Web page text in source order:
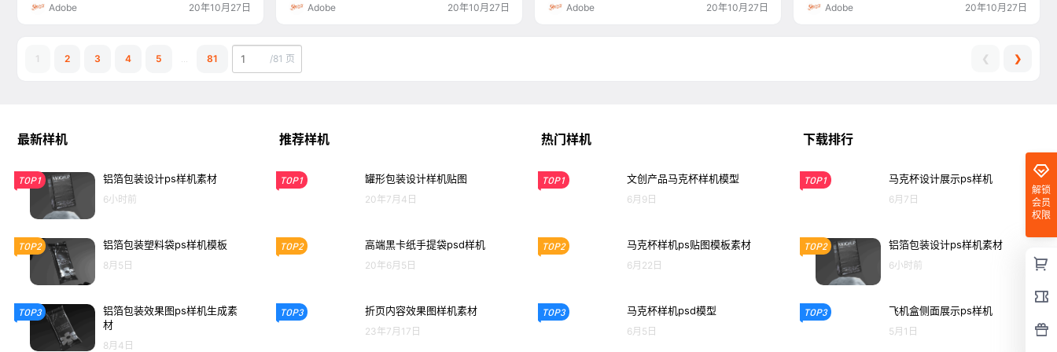
Adobe 20年10月27日 Adobe 20年10月27日 Adobe 20年10月27日 Adobe 20年10月27日
1 2 3 4 5 ... 81 /81 页 ❮ ❯
解锁
会员
权限
最新样机
TOP1 铝箔包装设计ps样机素材
6小时前
TOP2 铝箔包装塑料袋ps样机模板
8月5日
TOP3
铝箔包装效果图ps样机生成素
材
8月4日
推荐样机
TOP1 罐形包装设计样机贴图
20年7月4日
TOP2 高端黑卡纸手提袋psd样机
20年6月5日
TOP3 折页内容效果图样机素材
23年7月17日
热门样机
TOP1 文创产品马克杯样机模型
6月9日
TOP2 马克杯样机ps贴图模板素材
6月22日
TOP3 马克杯样机psd模型
6月5日
下载排行
TOP1 马克杯设计展示ps样机
6月7日
TOP2 铝箔包装设计ps样机素材
6小时前
TOP3 飞机盒侧面展示ps样机
5月1日